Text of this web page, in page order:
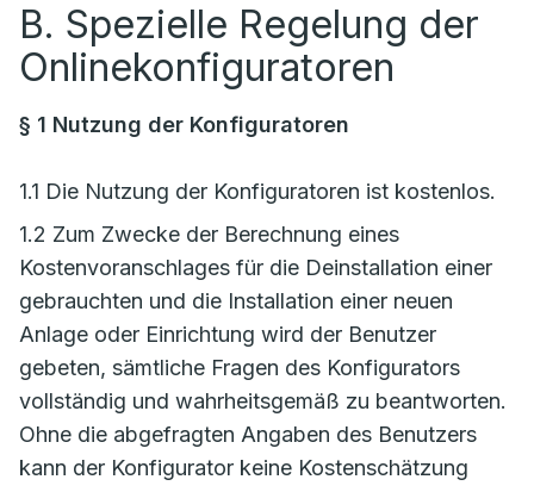
B. Spezielle Regelung der
Onlinekonfiguratoren
§ 1 Nutzung der Konfiguratoren
1.1 Die Nutzung der Konfiguratoren ist kostenlos.
1.2 Zum Zwecke der Berechnung eines
Kostenvoranschlages für die Deinstallation einer
gebrauchten und die Installation einer neuen
Anlage oder Einrichtung wird der Benutzer
gebeten, sämtliche Fragen des Konfigurators
vollständig und wahrheitsgemäß zu beantworten.
Ohne die abgefragten Angaben des Benutzers
kann der Konfigurator keine Kostenschätzung